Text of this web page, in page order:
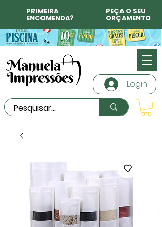
PRIMEIRA
ENCOMENDA?
PEÇA O SEU
ORÇAMENTO
Login